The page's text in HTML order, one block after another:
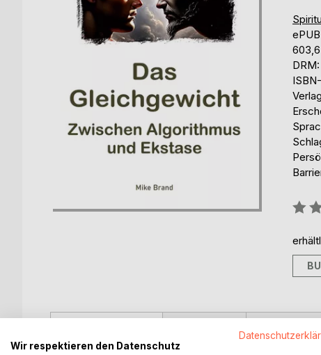
ePUB
Wir respektieren den Datenschutz